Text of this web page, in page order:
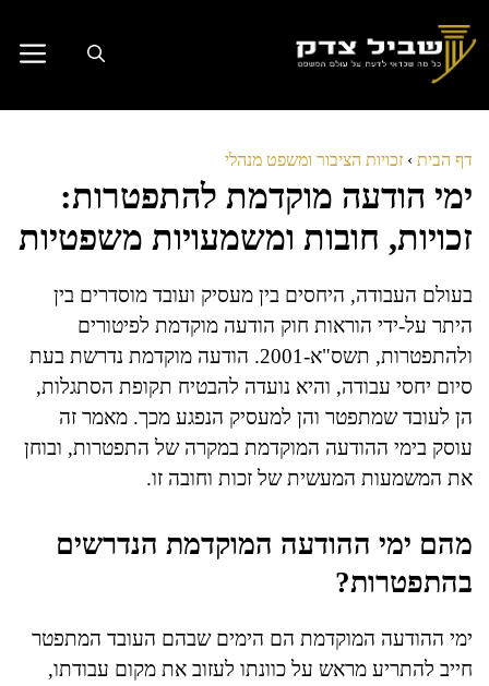
לתוכן
דף הבית › זכויות הציבור ומשפט מנהלי
ימי הודעה מוקדמת להתפטרות:
זכויות, חובות ומשמעויות משפטיות
בעולם העבודה, היחסים בין מעסיק ועובד מוסדרים בין
היתר על-ידי הוראות חוק הודעה מוקדמת לפיטורים
ולהתפטרות, תשס"א-2001. הודעה מוקדמת נדרשת בעת
סיום יחסי עבודה, והיא נועדה להבטיח תקופת הסתגלות,
הן לעובד שמתפטר והן למעסיק הנפגע מכך. מאמר זה
עוסק בימי ההודעה המוקדמת במקרה של התפטרות, ובוחן
את המשמעות המעשית של זכות וחובה זו.
מהם ימי ההודעה המוקדמת הנדרשים
בהתפטרות?
ימי ההודעה המוקדמת הם הימים שבהם העובד המתפטר
חייב להתריע מראש על כוונתו לעזוב את מקום עבודתו,